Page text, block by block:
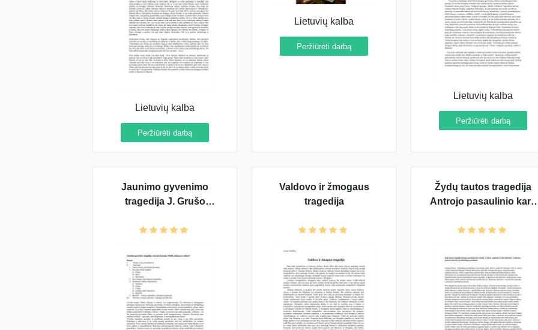
Lietuvių kalba
Peržiūrėti darbą
Lietuvių kalba
Peržiūrėti darbą
Lietuvių kalba
Peržiūrėti darbą
Jaunimo gyvenimo
tragedija J. Grušo
velnias"
Valdovo ir žmogaus
tragedija
Žydų tautos tragedija
Antrojo pasaulinio karo
„Lygiosios trunka